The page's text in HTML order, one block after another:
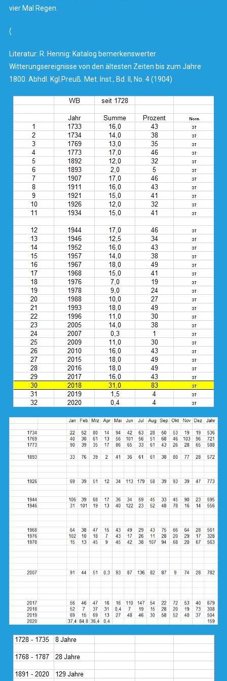
vier Mal Regen.
(
Literatur: R. Hennig: Katalog bemerkenswerter
Witterungsereignisse von den ältesten Zeiten bis zum Jahre
1800. Abhdl. Kgl.Preuß. Met. Inst., Bd. II, No. 4 (1904)